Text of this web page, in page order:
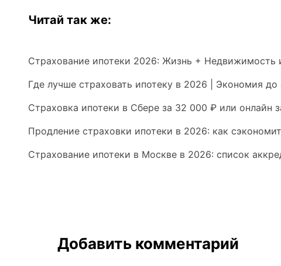
Читай так же:
Страхование ипотеки 2026: Жизнь + Недвижимость
Где лучше страховать ипотеку в 2026 | Экономия
Страховка ипотеки в Сбере за 32 000 ₽ или онлайн
Продление страховки ипотеки в 2026: как
Страхование ипотеки в Москве в 2026: список
Добавить комментарий